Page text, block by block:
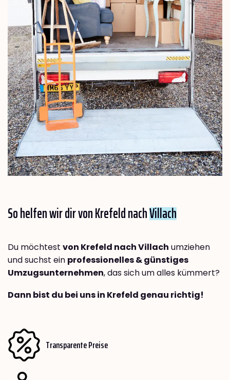
So helfen wir dir von Krefeld nachVillach
Du möchtest von Krefeld nach Villach umziehen
und suchst ein professionelles & günstiges
Umzugsunternehmen, das sich um alles kümmert?
Dann bist du bei uns in Krefeld genau richtig!
Transparente Preise